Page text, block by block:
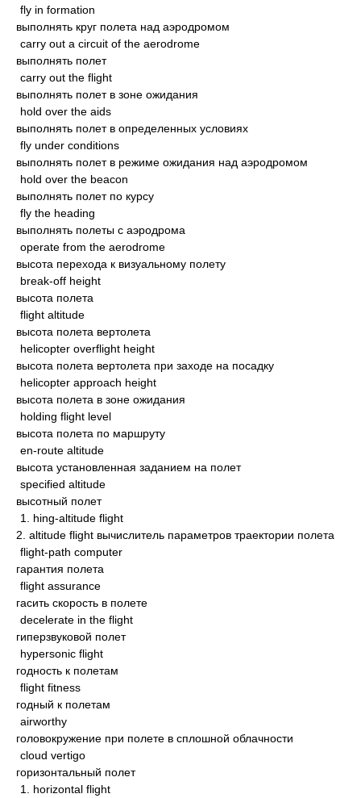
fly in formation
выполнять круг полета над аэродромом
carry out a circuit of the aerodrome
выполнять полет
carry out the flight
выполнять полет в зоне ожидания
hold over the aids
выполнять полет в определенных условиях
fly under conditions
выполнять полет в режиме ожидания над аэродромом
hold over the beacon
выполнять полет по курсу
fly the heading
выполнять полеты с аэродрома
operate from the aerodrome
высота перехода к визуальному полету
break-off height
высота полета
flight altitude
высота полета вертолета
helicopter overflight height
высота полета вертолета при заходе на посадку
helicopter approach height
высота полета в зоне ожидания
holding flight level
высота полета по маршруту
en-route altitude
высота установленная заданием на полет
specified altitude
высотный полет
1. hing-altitude flight
2. altitude flight вычислитель параметров траектории полета
flight-path computer
гарантия полета
flight assurance
гасить скорость в полете
decelerate in the flight
гиперзвуковой полет
hypersonic flight
годность к полетам
flight fitness
годный к полетам
airworthy
головокружение при полете в сплошной облачности
cloud vertigo
горизонтальный полет
1. horizontal flight